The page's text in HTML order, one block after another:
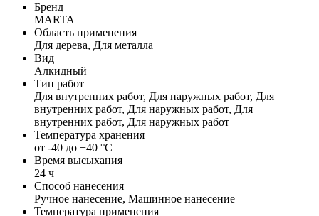
Бренд
MARTA
Область применения
Для дерева, Для металла
Вид
Алкидный
Тип работ
Для внутренних работ, Для наружных работ, Для
внутренних работ, Для наружных работ, Для
внутренних работ, Для наружных работ
Температура хранения
от -40 до +40 °С
Время высыхания
24 ч
Способ нанесения
Ручное нанесение, Машинное нанесение
Температура применения